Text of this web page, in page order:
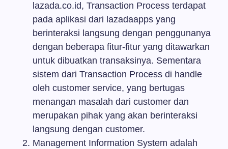
lazada.co.id, Transaction Process terdapat
pada aplikasi dari lazadaapps yang
berinteraksi langsung dengan penggunanya
dengan beberapa fitur-fitur yang ditawarkan
untuk dibuatkan transaksinya. Sementara
sistem dari Transaction Process di handle
oleh customer service, yang bertugas
menangan masalah dari customer dan
merupakan pihak yang akan berinteraksi
langsung dengan customer.
Management Information System adalah